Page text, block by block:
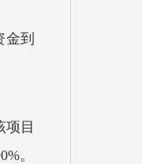
到
目
。